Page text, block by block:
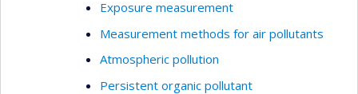
Exposure measurement
Measurement methods for air pollutants
Atmospheric pollution
Persistent organic pollutant